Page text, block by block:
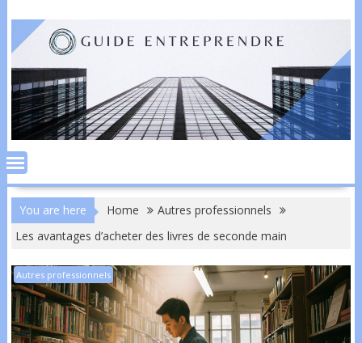
content
You are here Home
Autres professionnels
Les avantages d’acheter des livres de seconde main
Autres professionnels